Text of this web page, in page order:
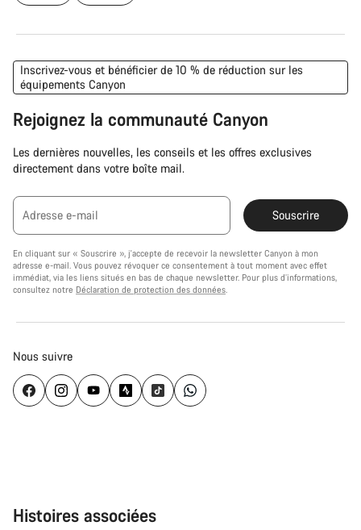
Inscrivez-vous et bénéficier de 10 % de réduction sur les
équipements Canyon
Rejoignez la communauté Canyon
Les dernières nouvelles, les conseils et les offres exclusives
directement dans votre boîte mail.
Adresse e-mail Souscrire
En cliquant sur « Souscrire », j'accepte de recevoir la newsletter Canyon à mon
adresse e-mail. Vous pouvez révoquer ce consentement à tout moment avec effet
immédiat, via les liens situés en bas de chaque newsletter. Pour plus d’informations,
consultez notre Déclaration de protection des données.
Nous suivre
Histoires associées